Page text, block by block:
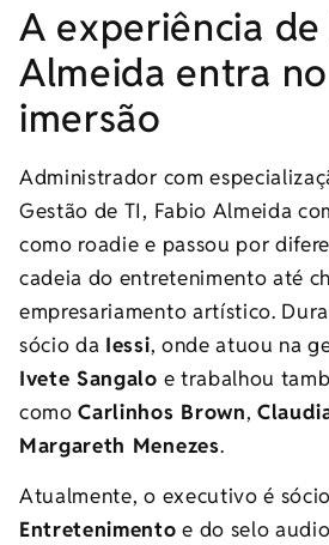
A experiência de
Almeida entra
imersão
Administrador com
Gestão de TI, Fabio Almeida
como roadie e passou por
cadeia do entretenimento até
empresariamento artístico.
sócio da Iessi, onde atuou na
Ivete Sangalo e trabalhou
comoCarlinhos Brown,
Margareth Menezes.
Atualmente, o executivo é
Entretenimento e do selo